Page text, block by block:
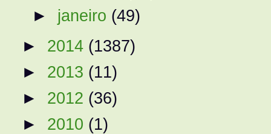
► janeiro (49)
► 2014 (1387)
► 2013 (11)
► 2012 (36)
► 2010 (1)